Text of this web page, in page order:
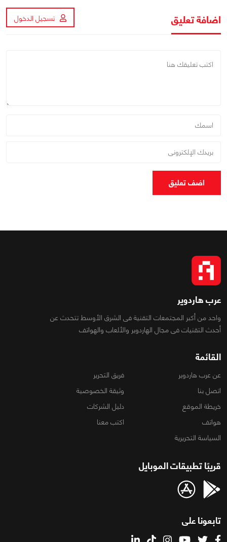
اضافة تعليق تسجيل الدخول
اضف تعليق
عرب هاردوير
واحد من أكبر المجتمعات التقنية فى الشرق الأوسط تتحدث عن
أحدث التقنيات فى مجال الهاردوير والألعاب والهواتف
القائمة
عن عرب هاردوير
فريق التحرير
اتصل بنا
وثيقة الخصوصية
خريطة الموقع
دليل الشركات
هواتف
اكتب معنا
السياسة التحريرية
قريبًا تطبيقات الموبايل
تابعونا على